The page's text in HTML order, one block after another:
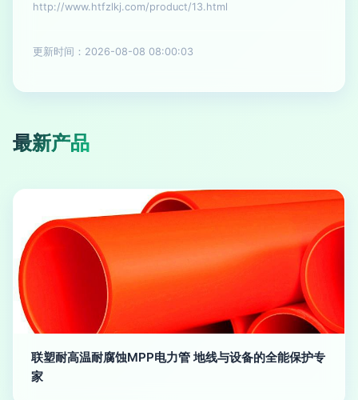
http://www.htfzlkj.com/product/13.html
更新时间：2026-08-08 08:00:03
最新产品
联塑耐高温耐腐蚀MPP电力管 地线与设备的全能保护专
家